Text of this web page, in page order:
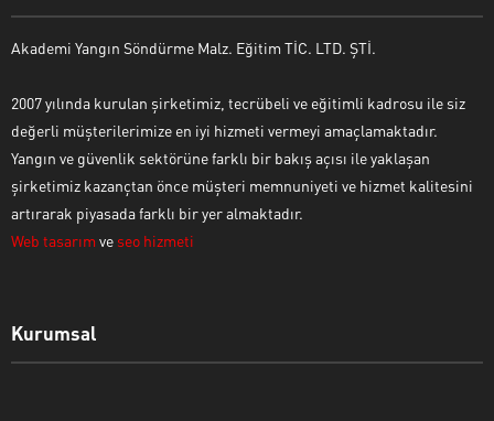
Akademi Yangın Söndürme Malz. Eğitim TİC. LTD. ŞTİ.
2007 yılında kurulan şirketimiz, tecrübeli ve eğitimli kadrosu ile siz
değerli müşterilerimize en iyi hizmeti vermeyi amaçlamaktadır.
Yangın ve güvenlik sektörüne farklı bir bakış açısı ile yaklaşan
şirketimiz kazançtan önce müşteri memnuniyeti ve hizmet kalitesini
artırarak piyasada farklı bir yer almaktadır.
Web tasarım ve seo hizmeti
Kurumsal